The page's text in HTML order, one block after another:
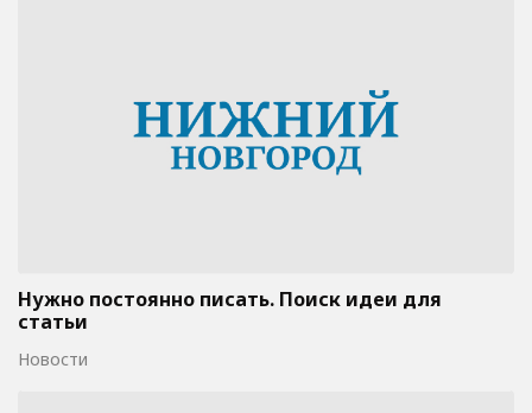
Нужно постоянно писать. Поиск идеи для
статьи
Новости